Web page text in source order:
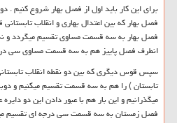
برای این کار باید اول از فصل بهار شروع کنیم .
فصل بهار که بین اعتدال بهاری و انقلاب تابستانی
فصل بهار به سه قسمت مساوی تقسیم میگردد و
انطرف فصل پاییز هم به سه قسمت مساوی سی
سپس قوس دیگری که بین دو نقطه انقلاب
تابستان ) را هم به سه قسمت تقسیم میکنیم و
میگذرانیم و این بار هم با عبور دادن این دو
فصل زمستان به سه قسمت سی درجه ای تقسیم